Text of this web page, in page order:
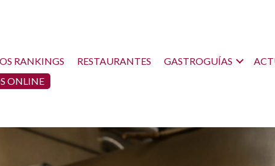
RANKINGS RESTAURANTES GASTROGUÍAS
ONLINE